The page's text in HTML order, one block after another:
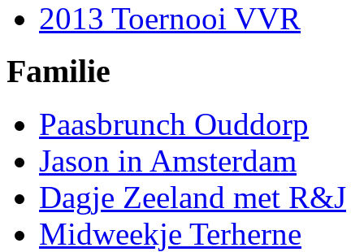
2013 Toernooi VVR
Familie
Paasbrunch Ouddorp
Jason in Amsterdam
Dagje Zeeland met R&J
Midweekje Terherne